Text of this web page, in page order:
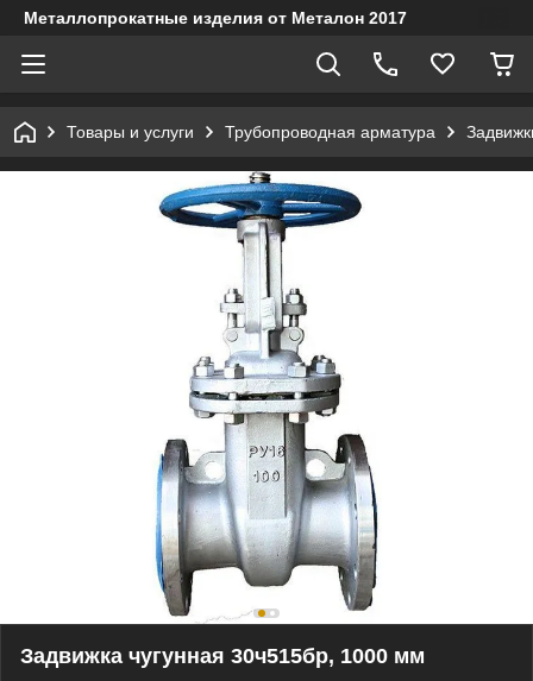
Металлопрокатные изделия от Металон 2017
Товары и услуги Трубопроводная арматура
Задвижка чугунная 30ч515бр, 1000 мм